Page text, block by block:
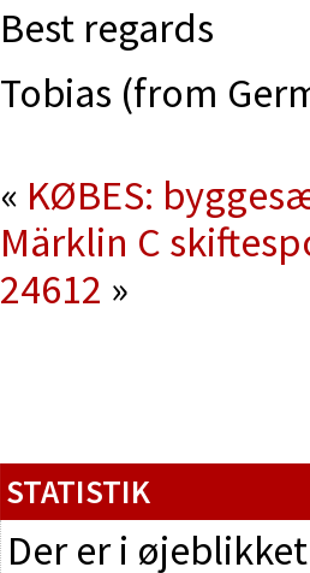
Best regards
Tobias (from
« KØBES:
Märklin C
24612 »
STATISTIK
Der er i